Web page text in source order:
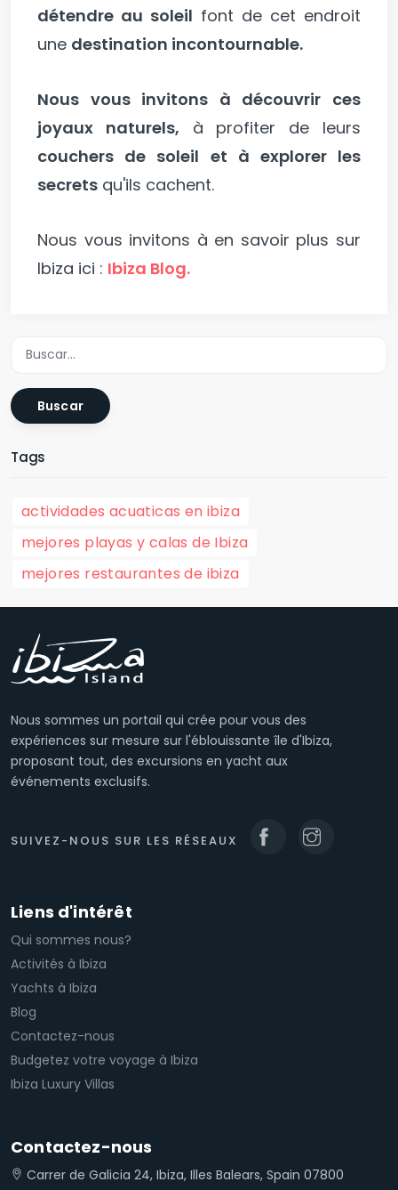
détendre au soleil font de cet endroit
une destination incontournable.
Nous vous invitons à découvrir ces
joyaux naturels, à profiter de leurs
couchers de soleil et à explorer les
secrets qu'ils cachent.
Nous vous invitons à en savoir plus sur
Ibiza ici : Ibiza Blog.
Buscar
Tags
actividades acuaticas en ibiza
mejores playas y calas de Ibiza
mejores restaurantes de ibiza
Nous sommes un portail qui crée pour vous des
expériences sur mesure sur l'éblouissante île d'Ibiza,
proposant tout, des excursions en yacht aux
événements exclusifs.
SUIVEZ-NOUS SUR LES RÉSEAUX
Liens d'intérêt
Qui sommes nous?
Activités à Ibiza
Yachts à Ibiza
Blog
Contactez-nous
Budgetez votre voyage à Ibiza
Ibiza Luxury Villas
Contactez-nous
Carrer de Galicia 24, Ibiza, Illes Balears, Spain 07800